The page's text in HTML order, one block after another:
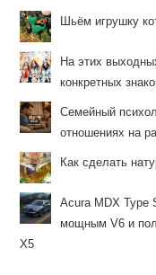
Шьём игрушку
На этих
конкретных
Семейный
отношениях на
Как сделать
Acura MDX Type
мощным V6 и
X5